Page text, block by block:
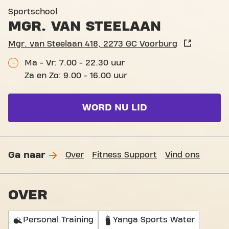
Sportschool
MGR. VAN STEELAAN
Mgr. van Steelaan 418, 2273 GC Voorburg
Ma - Vr: 7.00 - 22.30 uur
Za en Zo: 9.00 - 16.00 uur
WORD NU LID
Ga naar Over Fitness Support Vind ons
OVER
Personal Training Yanga Sports Water